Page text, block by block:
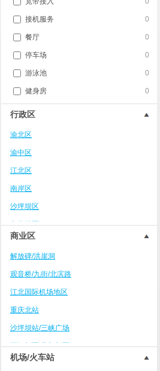
接机服务 0
餐厅 0
停车场 0
游泳池 0
健身房 0
行政区
渝北区
渝中区
江北区
南岸区
沙坪坝区
九龙坡区
武隆区
万州区
綦江区
永川区
北碚区
江津区
商业区
解放碑/洪崖洞
观音桥/九街/北滨路
江北国际机场地区
重庆北站
沙坪坝站/三峡广场
两江新区/北部新区
南坪商业中心区
机场/火车站